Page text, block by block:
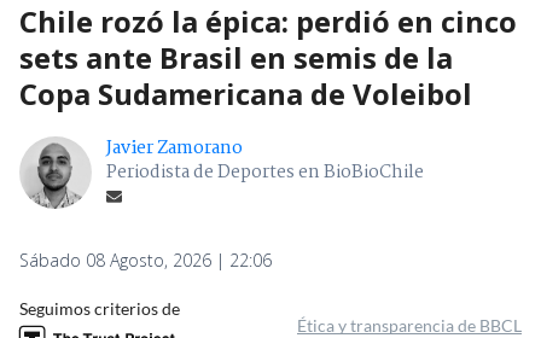
Chile rozó la épica: perdió en cinco
sets ante Brasil en semis de la
Copa Sudamericana de Voleibol
Javier Zamorano
Periodista de Deportes en BioBioChile
Sábado 08 Agosto, 2026 | 22:06
Seguimos criterios de
Ética y transparencia de BBCL